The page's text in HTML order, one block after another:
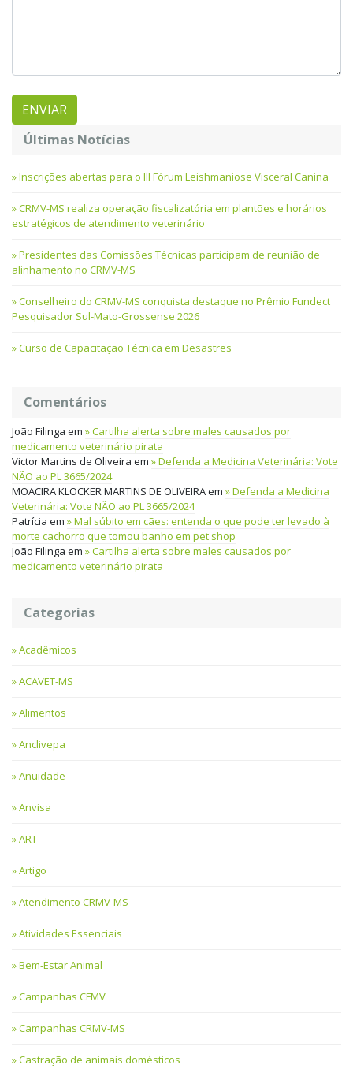
Últimas Notícias
Inscrições abertas para o III Fórum Leishmaniose Visceral Canina
CRMV-MS realiza operação fiscalizatória em plantões e horários
estratégicos de atendimento veterinário
Presidentes das Comissões Técnicas participam de reunião de
alinhamento no CRMV-MS
Conselheiro do CRMV-MS conquista destaque no Prêmio Fundect
Pesquisador Sul-Mato-Grossense 2026
Curso de Capacitação Técnica em Desastres
Comentários
João Filinga em
Cartilha alerta sobre males causados por
medicamento veterinário pirata
Victor Martins de Oliveira em
Defenda a Medicina Veterinária: Vote
NÃO ao PL 3665/2024
MOACIRA KLOCKER MARTINS DE OLIVEIRAem
Defenda a Medicina
Veterinária: Vote NÃO ao PL 3665/2024
Patrícia em
Mal súbito em cães: entenda o que pode ter levado à
morte cachorro que tomou banho em pet shop
João Filinga em
Cartilha alerta sobre males causados por
medicamento veterinário pirata
Categorias
Acadêmicos
ACAVET-MS
Alimentos
Anclivepa
Anuidade
Anvisa
ART
Artigo
Atendimento CRMV-MS
Atividades Essenciais
Bem-Estar Animal
Campanhas CFMV
Campanhas CRMV-MS
Castração de animais domésticos